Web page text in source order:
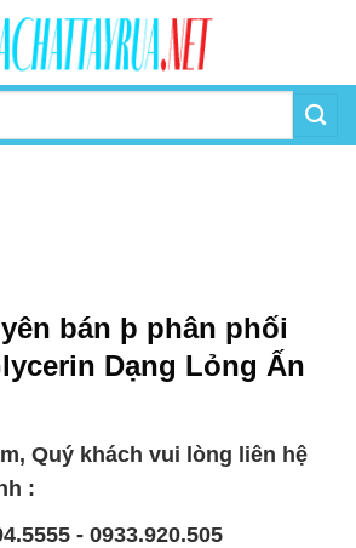
bán þ phân phối
Dạng Lỏng Ấn
Quý khách vui lòng liên hệ
:
- 0933.920.505